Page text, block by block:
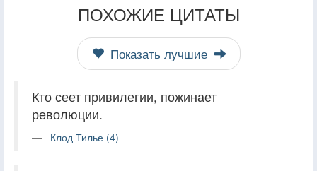
ПОХОЖИЕ ЦИТАТЫ
Показать лучшие
Кто сеет привилегии, пожинает
революции.
Клод Тилье (4)